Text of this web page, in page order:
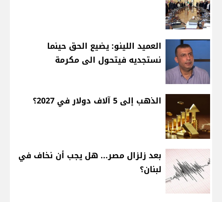
العميد اللينو: يضيع الحق حينما
نستجديه فيتحول الى مكرمة
الذهب إلى 5 آلاف دولار في 2027؟
بعد زلزال مصر... هل يجب أن نخاف في
لبنان؟